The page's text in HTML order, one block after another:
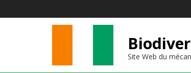
Site Web du